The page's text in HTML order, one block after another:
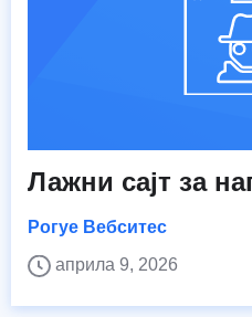
Лажни сајт за
Рогуе Вебситес
априла 9, 2026